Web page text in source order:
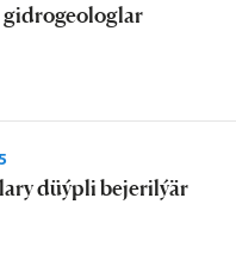
düýpli bejerilýär